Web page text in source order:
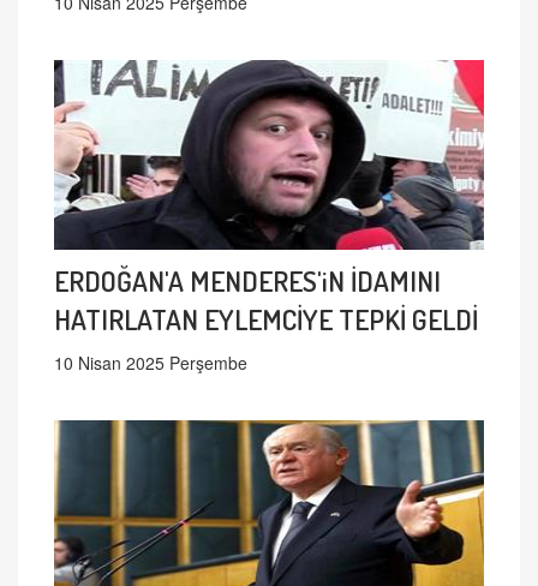
ERDOĞAN'A MENDERES'iN İDAMINI
HATIRLATAN EYLEMCİYE TEPKİ GELDİ
10 Nisan 2025 Perşembe